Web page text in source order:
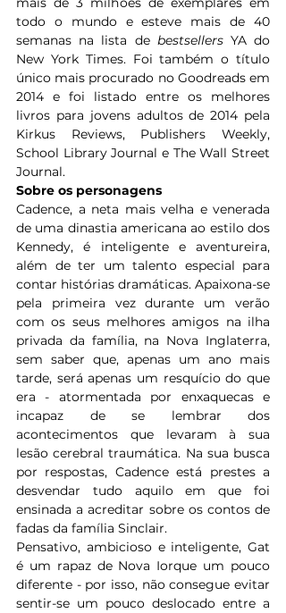
todo o mundo e esteve mais de 40
semanas na lista de bestsellers YA do
New York Times. Foi também o título
único mais procurado no Goodreads em
2014 e foi listado entre os melhores
livros para jovens adultos de 2014 pela
Kirkus Reviews, Publishers Weekly,
School Library Journal e The Wall Street
Journal.
Sobre os personagens
Cadence, a neta mais velha e venerada
de uma dinastia americana ao estilo dos
Kennedy, é inteligente e aventureira,
além de ter um talento especial para
contar histórias dramáticas. Apaixona-se
pela primeira vez durante um verão
com os seus melhores amigos na ilha
privada da família, na Nova Inglaterra,
sem saber que, apenas um ano mais
tarde, será apenas um resquício do que
era - atormentada por enxaquecas e
incapaz de se lembrar dos
acontecimentos que levaram à sua
lesão cerebral traumática. Na sua busca
por respostas, Cadence está prestes a
desvendar tudo aquilo em que foi
ensinada a acreditar sobre os contos de
fadas da família Sinclair.
Pensativo, ambicioso e inteligente, Gat
é um rapaz de Nova Iorque um pouco
diferente - por isso, não consegue evitar
sentir-se um pouco deslocado entre a